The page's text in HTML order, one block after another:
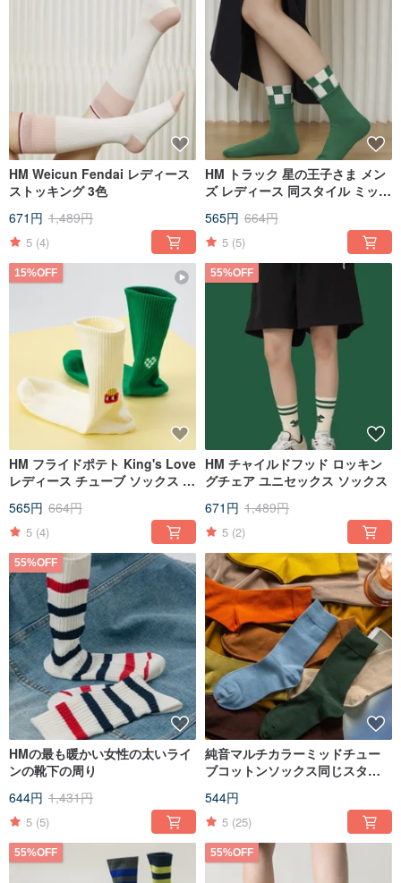
HM Weicun Fendai レディース
ストッキング 3色
671円 1,489円
5 (4)
HM トラック 星の王子さま メン
ズ レディース 同スタイル ミッド
565円 664円
5 (5)
15%OFF
HM フライドポテト King's Love
レディース チューブ ソックス 2
565円 664円
5 (4)
55%OFF
HM チャイルドフッド ロッキン
グチェア ユニセックス ソックス
671円 1,489円
5 (2)
55%OFF
HMの最も暖かい女性の太いライ
ンの靴下の周り
644円 1,431円
5 (5)
純音マルチカラーミッドチュー
ブコットンソックス同じスタイ
ストカラートレンドソックスの
軽くて薄い男性と女性
544円
5 (25)
55%OFF 55%OFF